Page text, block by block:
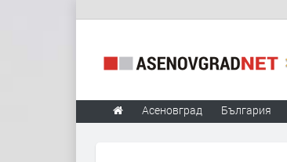
Асеновград България